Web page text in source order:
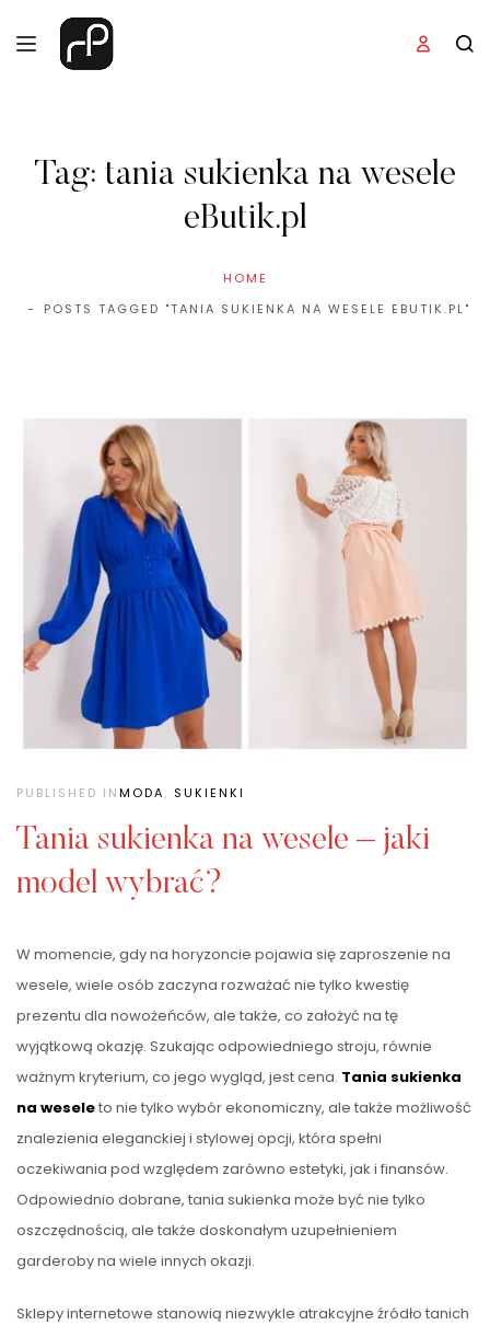
Tag: tania sukienka na wesele
eButik.pl
HOME
POSTS TAGGED "TANIA SUKIENKA NA WESELE EBUTIK.PL"
PUBLISHED INMODA, SUKIENKI
Tania sukienka na wesele – jaki
model wybrać?
W momencie, gdy na horyzoncie pojawia się zaproszenie na
wesele, wiele osób zaczyna rozważać nie tylko kwestię
prezentu dla nowożeńców, ale także, co założyć na tę
wyjątkową okazję. Szukając odpowiedniego stroju, równie
ważnym kryterium, co jego wygląd, jest cena. Tania sukienka
na weseleto nie tylko wybór ekonomiczny, ale także możliwość
znalezienia eleganckiej i stylowej opcji, która spełni
oczekiwania pod względem zarówno estetyki, jak i finansów.
Odpowiednio dobrane, tania sukienka może być nie tylko
oszczędnością, ale także doskonałym uzupełnieniem
garderoby na wiele innych okazji.
Sklepy internetowe stanowią niezwykle atrakcyjne źródło tanich